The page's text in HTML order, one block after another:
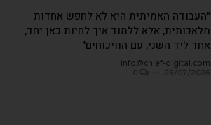
"העבודה האמיתית היא לא לחפש אחדות
מלאכותית, אלא ללמוד איך לחיות כאן יחד,
אחד ליד השני, עם הוויכוחים"
info@chief-digital.com